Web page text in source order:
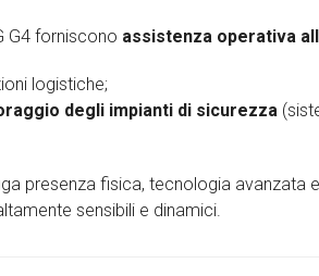
G4 forniscono assistenza operativa
logistiche;
degli impianti di sicurezza
presenza fisica, tecnologia avanzata
sensibili e dinamici.